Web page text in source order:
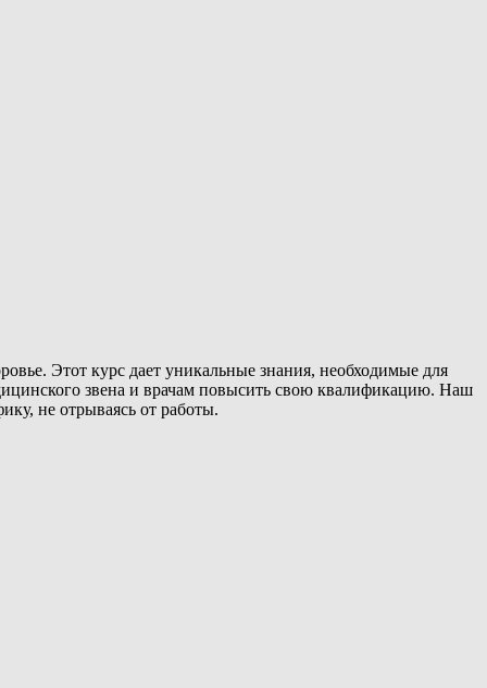
Этот курс дает уникальные знания, необходимые для
звена и врачам повысить свою квалификацию. Наш
не отрываясь от работы.